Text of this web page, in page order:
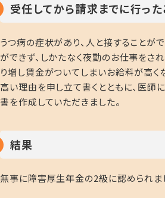
受任してから請求までに行った
うつ病の症状があり、人と接することが
ができず、しかたなく夜勤のお仕事をさ
り増し賃金がついてしまいお給料が高く
高い理由を申し立て書くとともに、医師
書を作成していただきました。
結果
無事に障害厚生年金の2級に認められま